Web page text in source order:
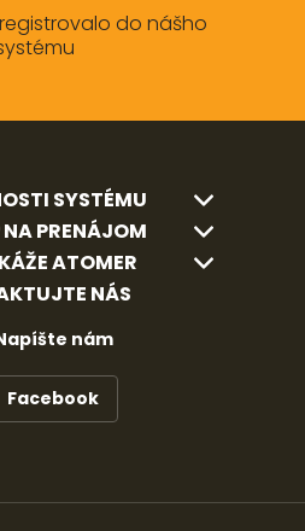
do nášho
SYSTÉMU
PRENÁJOM
ATOMER
NÁS
nám
Facebook